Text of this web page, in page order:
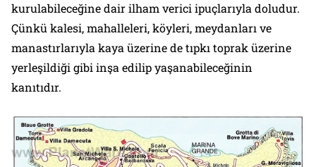
kurulabileceğine dair ilham verici ipuçlarıyla doludur.
Çünkü kalesi, mahalleleri, köyleri, meydanları ve
manastırlarıyla kaya üzerine de tıpkı toprak üzerine
yerleşildiği gibi inşa edilip yaşanabileceğinin
kanıtıdır.